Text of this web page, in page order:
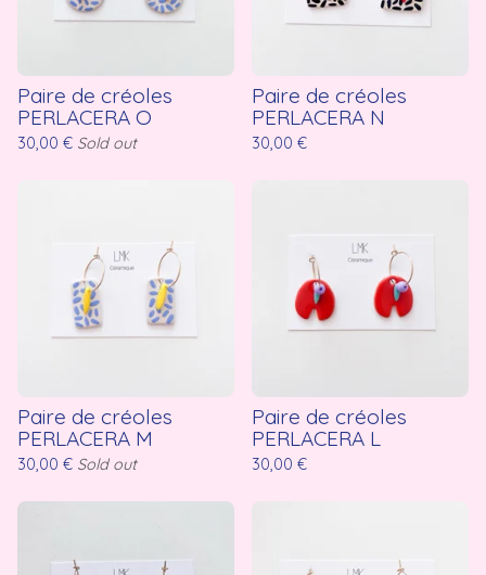
Paire de créoles
PERLACERA O
30,00 € Sold out
Paire de créoles
PERLACERA N
30,00 €
Paire de créoles
PERLACERA M
30,00 € Sold out
Paire de créoles
PERLACERA L
30,00 €